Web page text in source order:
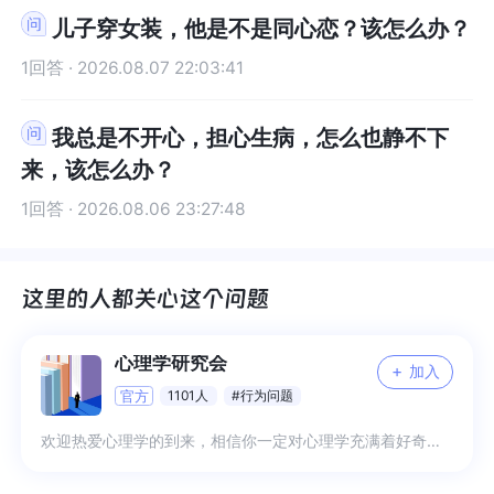
儿子穿女装，他是不是同心恋？该怎么办？
1回答 · 2026.08.07 22:03:41
我总是不开心，担心生病，怎么也静不下
来，该怎么办？
1回答 · 2026.08.06 23:27:48
心理学研究会
官方 1101人 #行为问题
+ 加入
欢迎热爱心理学的到来，相信你一定对心理学充满着好奇，一起用专业知识来分享未知吧 1、日常分享专业知识解读 2、日常困扰互帮互助 3、专业交流与答疑 4、更多希望你来补充